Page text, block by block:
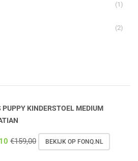
(1)
(2)
PUPPY KINDERSTOEL MEDIUM
€159,00 BEKIJK OP FONQ.NL